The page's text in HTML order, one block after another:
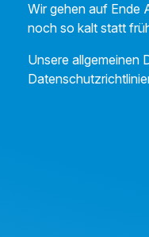
Wir gehen auf Ende
noch so kalt statt
Unsere allgemeinen